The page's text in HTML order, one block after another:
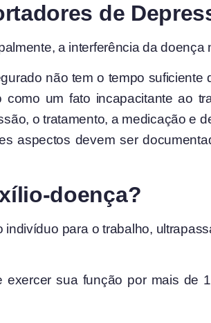
de
a interferência da doença
não tem o tempo suficiente
um fato incapacitante ao
o tratamento, a medicação e
aspectos devem ser
doença?
para o trabalho,
sua função por mais de